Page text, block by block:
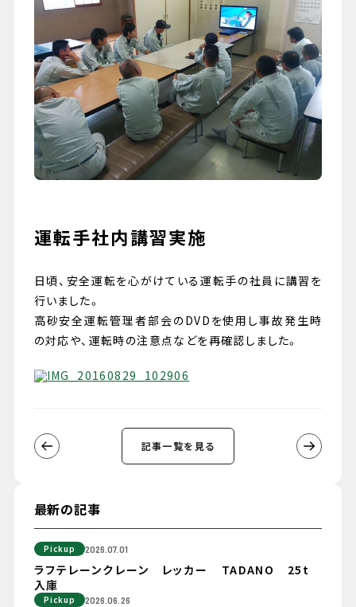
Recruit
079-447-4112
（受付時間 : 平日10:00〜17:00）
運転手社内講習実施
日頃、安全運転を心がけている運転手の社員に講習を
行いました。
高砂安全運転管理者部会のDVDを使用し事故発生時
の対応や、運転時の注意点などを再確認しました。
記事一覧を見る
最新の記事
Pickup 2026.07.01
ラフテレーンクレーン レッカー TADANO 25t
入庫
Pickup 2026.06.26